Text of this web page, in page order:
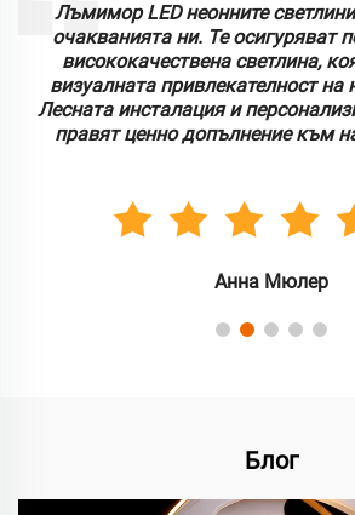
Лъмимор LED неонните
очакванията ни. Те осигуряват
висококачествена светлина,
визуалната привлекателност
Лесната инсталация и
правят ценно допълнение към
Анна Мюлер
Блог